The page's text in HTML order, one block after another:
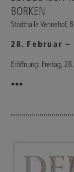
BORKEN
Stadthalle Vennehof,
28. Februar –
Eröffnung: Freitag,
•••